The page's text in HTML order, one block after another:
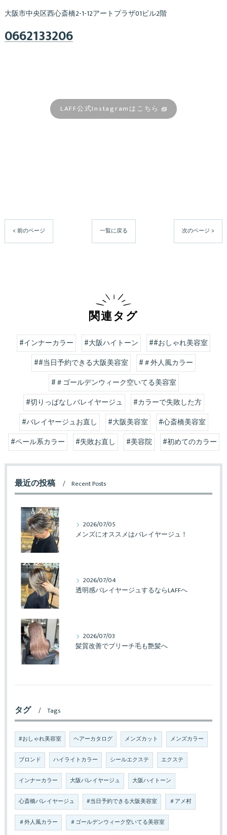
大阪市中央区西心斎橋2-1-12アートプラザ01ビル2階
0662133206
LAFF公式Instagramはこちら
< 前のページ 一覧に戻る 次のページ >
関連タグ
#インナーカラー #大阪ハイトーン
##おしゃれ美容室
##当日予約できる大阪美容室
#＃外人風カラー
#＃ゴールデンウィーク空いてる美容室
#切りっぱなしバレイヤージュ
#カラーで失敗した方
#バレイヤージュお直し
#大阪美容室
#心斎橋美容室
#ペール系カラー
#失敗お直し #美容院 #初めてのカラー
最近の投稿 Recent Posts
2026/07/05
メンズにオススメはバレイヤージュ！
2026/07/04
透明感バレイヤージュするならLAFFへ
2026/07/03
髪質改善でブリーチ毛も艶髪へ
タグ Tags
#おしゃれ美容室 ヘアーカタログ メンズカット メンズカラー
ブロンド ハイライトカラー シールエクステ エクステ
インナーカラー 大阪バレイヤージュ 大阪ハイトーン
心斎橋バレイヤージュ #当日予約できる大阪美容室 ＃アメ村
＃外人風カラー ＃ゴールデンウィーク空いてる美容室